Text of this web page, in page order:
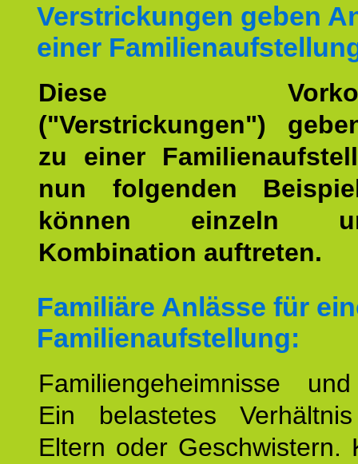
Verstrickungen geben
einer
Diese
("Verstrickungen")
zu einer
nun folgenden
können einzeln
Kombination auftreten.
Familiäre Anlässe für
Familienaufstellung:
Familiengeheimnisse
Ein belastetes
Eltern oder Geschwistern.